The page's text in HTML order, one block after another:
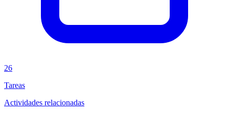
26
Tareas
Actividades relacionadas